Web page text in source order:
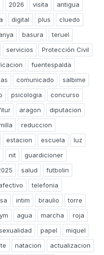
2026 visita
antigua
digital plus
cluedo
basura
teruel
servicios
Protección Civil
fuentespalda
comunicado
salbime
psicologia
concurso
aragon
diputacion
reduccion
estacion escuela
luz
nit
guardicioner
salud
futbolin
telefonia
intim braulio
torre
agua marcha
roja
papel
miquel
natacion
actualizacion